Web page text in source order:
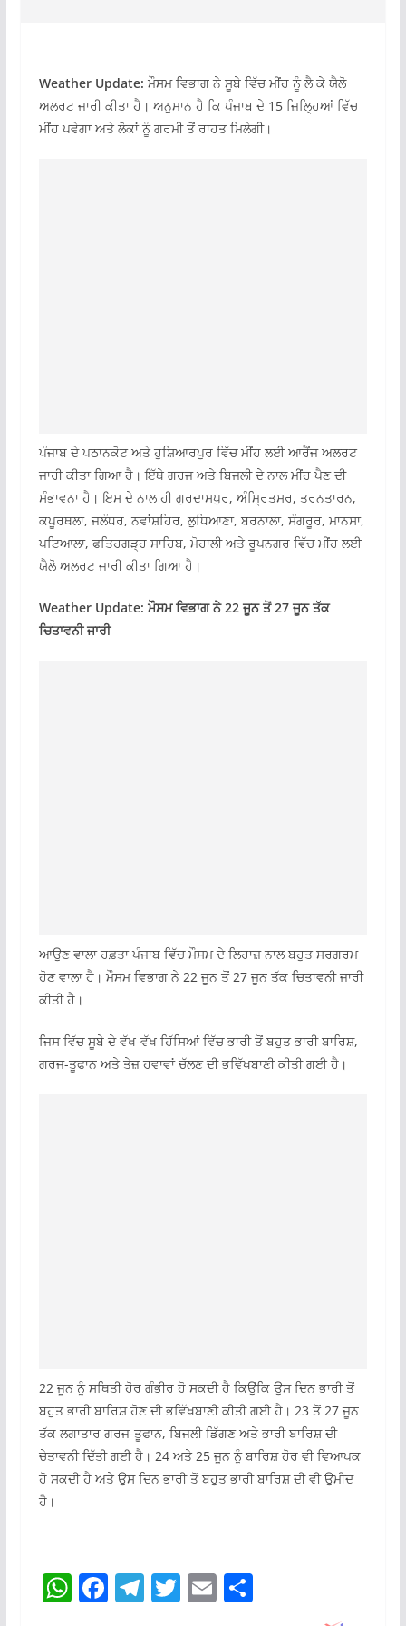
Weather Update: ਮੌਸਮ ਵਿਭਾਗ ਨੇ ਸੂਬੇ ਵਿੱਚ ਮੀਂਹ ਨੂੰ ਲੈ ਕੇ ਯੈਲੋ
ਅਲਰਟ ਜਾਰੀ ਕੀਤਾ ਹੈ। ਅਨੁਮਾਨ ਹੈ ਕਿ ਪੰਜਾਬ ਦੇ 15 ਜ਼ਿਲ੍ਹਿਆਂ ਵਿੱਚ
ਮੀਂਹ ਪਵੇਗਾ ਅਤੇ ਲੋਕਾਂ ਨੂੰ ਗਰਮੀ ਤੋਂ ਰਾਹਤ ਮਿਲੇਗੀ।
ਪੰਜਾਬ ਦੇ ਪਠਾਨਕੋਟ ਅਤੇ ਹੁਸ਼ਿਆਰਪੁਰ ਵਿੱਚ ਮੀਂਹ ਲਈ ਆਰੈਂਜ ਅਲਰਟ
ਜਾਰੀ ਕੀਤਾ ਗਿਆ ਹੈ। ਇੱਥੇ ਗਰਜ ਅਤੇ ਬਿਜਲੀ ਦੇ ਨਾਲ ਮੀਂਹ ਪੈਣ ਦੀ
ਸੰਭਾਵਨਾ ਹੈ। ਇਸ ਦੇ ਨਾਲ ਹੀ ਗੁਰਦਾਸਪੁਰ, ਅੰਮ੍ਰਿਤਸਰ, ਤਰਨਤਾਰਨ,
ਕਪੂਰਥਲਾ, ਜਲੰਧਰ, ਨਵਾਂਸ਼ਹਿਰ, ਲੁਧਿਆਣਾ, ਬਰਨਾਲਾ, ਸੰਗਰੂਰ, ਮਾਨਸਾ,
ਪਟਿਆਲਾ, ਫਤਿਹਗੜ੍ਹ ਸਾਹਿਬ, ਮੋਹਾਲੀ ਅਤੇ ਰੂਪਨਗਰ ਵਿੱਚ ਮੀਂਹ ਲਈ
ਯੈਲੋ ਅਲਰਟ ਜਾਰੀ ਕੀਤਾ ਗਿਆ ਹੈ।
Weather Update: ਮੌਸਮ ਵਿਭਾਗ ਨੇ 22 ਜੂਨ ਤੋਂ 27 ਜੂਨ ਤੱਕ
ਚਿਤਾਵਨੀ ਜਾਰੀ
ਆਉਣ ਵਾਲਾ ਹਫ਼ਤਾ ਪੰਜਾਬ ਵਿੱਚ ਮੌਸਮ ਦੇ ਲਿਹਾਜ਼ ਨਾਲ ਬਹੁਤ ਸਰਗਰਮ
ਹੋਣ ਵਾਲਾ ਹੈ। ਮੌਸਮ ਵਿਭਾਗ ਨੇ 22 ਜੂਨ ਤੋਂ 27 ਜੂਨ ਤੱਕ ਚਿਤਾਵਨੀ ਜਾਰੀ
ਕੀਤੀ ਹੈ।
ਜਿਸ ਵਿੱਚ ਸੂਬੇ ਦੇ ਵੱਖ-ਵੱਖ ਹਿੱਸਿਆਂ ਵਿੱਚ ਭਾਰੀ ਤੋਂ ਬਹੁਤ ਭਾਰੀ ਬਾਰਿਸ਼,
ਗਰਜ-ਤੂਫਾਨ ਅਤੇ ਤੇਜ਼ ਹਵਾਵਾਂ ਚੱਲਣ ਦੀ ਭਵਿੱਖਬਾਣੀ ਕੀਤੀ ਗਈ ਹੈ।
22 ਜੂਨ ਨੂੰ ਸਥਿਤੀ ਹੋਰ ਗੰਭੀਰ ਹੋ ਸਕਦੀ ਹੈ ਕਿਉਂਕਿ ਉਸ ਦਿਨ ਭਾਰੀ ਤੋਂ
ਬਹੁਤ ਭਾਰੀ ਬਾਰਿਸ਼ ਹੋਣ ਦੀ ਭਵਿੱਖਬਾਣੀ ਕੀਤੀ ਗਈ ਹੈ। 23 ਤੋਂ 27 ਜੂਨ
ਤੱਕ ਲਗਾਤਾਰ ਗਰਜ-ਤੂਫਾਨ, ਬਿਜਲੀ ਡਿੱਗਣ ਅਤੇ ਭਾਰੀ ਬਾਰਿਸ਼ ਦੀ
ਚੇਤਾਵਨੀ ਦਿੱਤੀ ਗਈ ਹੈ। 24 ਅਤੇ 25 ਜੂਨ ਨੂੰ ਬਾਰਿਸ਼ ਹੋਰ ਵੀ ਵਿਆਪਕ
ਹੋ ਸਕਦੀ ਹੈ ਅਤੇ ਉਸ ਦਿਨ ਭਾਰੀ ਤੋਂ ਬਹੁਤ ਭਾਰੀ ਬਾਰਿਸ਼ ਦੀ ਵੀ ਉਮੀਦ
ਹੈ।
W F T T E S